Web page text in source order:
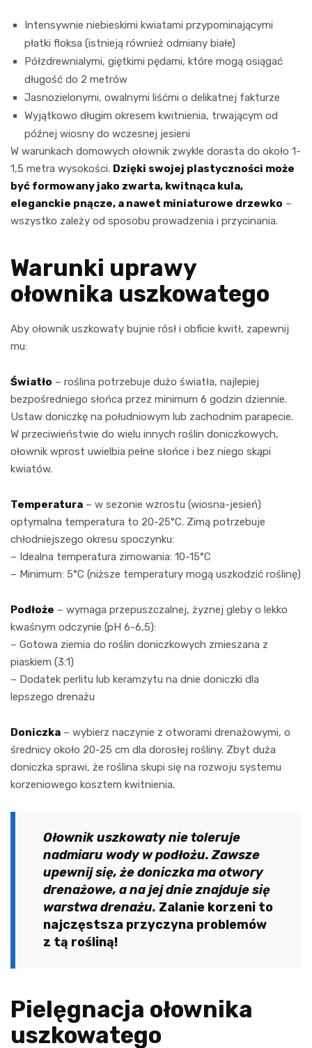
Intensywnie niebieskimi kwiatami przypominającymi
płatki floksa (istnieją również odmiany białe)
Półzdrewnialymi, giętkimi pędami, które mogą osiągać
długość do 2 metrów
Jasnozielonymi, owalnymi liśćmi o delikatnej fakturze
Wyjątkowo długim okresem kwitnienia, trwającym od
późnej wiosny do wczesnej jesieni
W warunkach domowych ołownik zwykle dorasta do około 1-
1,5 metra wysokości. Dzięki swojej plastyczności może
być formowany jako zwarta, kwitnąca kula,
eleganckie pnącze, a nawet miniaturowe drzewko –
wszystko zależy od sposobu prowadzenia i przycinania.
Warunki uprawy
ołownika uszkowatego
Aby ołownik uszkowaty bujnie rósł i obficie kwitł, zapewnij
mu:
Światło – roślina potrzebuje dużo światła, najlepiej
bezpośredniego słońca przez minimum 6 godzin dziennie.
Ustaw doniczkę na południowym lub zachodnim parapecie.
W przeciwieństwie do wielu innych roślin doniczkowych,
ołownik wprost uwielbia pełne słońce i bez niego skąpi
kwiatów.
Temperatura – w sezonie wzrostu (wiosna-jesień)
optymalna temperatura to 20-25°C. Zimą potrzebuje
chłodniejszego okresu spoczynku:
– Idealna temperatura zimowania: 10-15°C
– Minimum: 5°C (niższe temperatury mogą uszkodzić roślinę)
Podłoże – wymaga przepuszczalnej, żyznej gleby o lekko
kwaśnym odczynie (pH 6-6,5):
– Gotowa ziemia do roślin doniczkowych zmieszana z
piaskiem (3:1)
– Dodatek perlitu lub keramzytu na dnie doniczki dla
lepszego drenażu
Doniczka – wybierz naczynie z otworami drenażowymi, o
średnicy około 20-25 cm dla dorosłej rośliny. Zbyt duża
doniczka sprawi, że roślina skupi się na rozwoju systemu
korzeniowego kosztem kwitnienia.
Ołownik uszkowaty nie toleruje
nadmiaru wody w podłożu. Zawsze
upewnij się, że doniczka ma otwory
drenażowe, a na jej dnie znajduje się
warstwa drenażu. Zalanie korzeni to
najczęstsza przyczyna problemów
z tą rośliną!
Pielęgnacja ołownika
uszkowatego